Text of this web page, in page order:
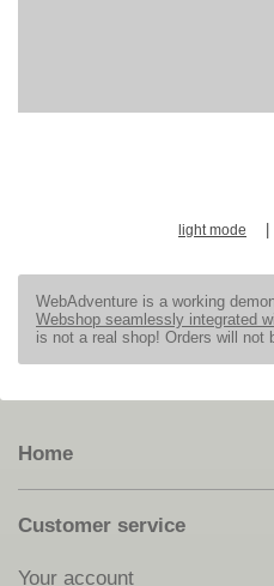
light mode
WebAdventure is a working
Webshop seamlessly integrated
is not a real shop! Orders will not
Home
Customer service
Your account